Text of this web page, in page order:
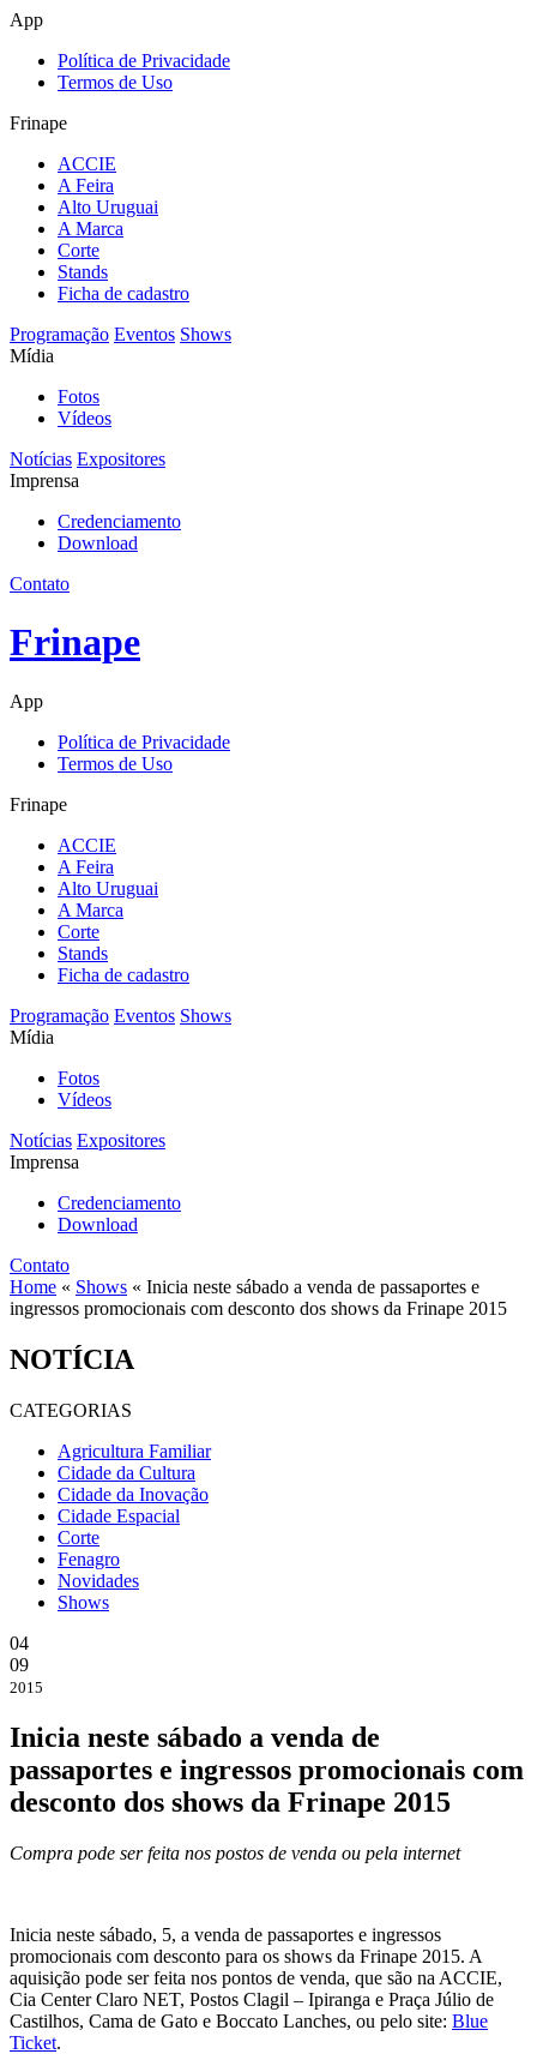
App
Política de Privacidade
Termos de Uso
Frinape
ACCIE
A Feira
Alto Uruguai
A Marca
Corte
Stands
Ficha de cadastro
Programação Eventos Shows
Mídia
Fotos
Vídeos
Notícias Expositores
Imprensa
Credenciamento
Download
Contato
Frinape
App
Política de Privacidade
Termos de Uso
Frinape
ACCIE
A Feira
Alto Uruguai
A Marca
Corte
Stands
Ficha de cadastro
Programação Eventos Shows
Mídia
Fotos
Vídeos
Notícias Expositores
Imprensa
Credenciamento
Download
Contato
Home « Shows « Inicia neste sábado a venda de passaportes e
ingressos promocionais com desconto dos shows da Frinape 2015
NOTÍCIA
CATEGORIAS
Agricultura Familiar
Cidade da Cultura
Cidade da Inovação
Cidade Espacial
Corte
Fenagro
Novidades
Shows
04
09
2015
Inicia neste sábado a venda de
passaportes e ingressos promocionais com
desconto dos shows da Frinape 2015
Compra pode ser feita nos postos de venda ou pela internet
Inicia neste sábado, 5, a venda de passaportes e ingressos
promocionais com desconto para os shows da Frinape 2015. A
aquisição pode ser feita nos pontos de venda, que são na ACCIE,
Cia Center Claro NET, Postos Clagil – Ipiranga e Praça Júlio de
Castilhos, Cama de Gato e Boccato Lanches, ou pelo site: Blue
Ticket.